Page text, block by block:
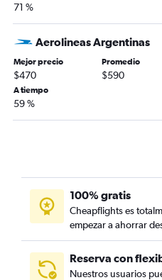
71 %
Aerolineas Argentinas
Mejor precio
$470
Promedio
$590
A tiempo
59 %
100% gratis
Cheapflights es
empezar a ahorrar
Reserva con
Nuestros usuarios